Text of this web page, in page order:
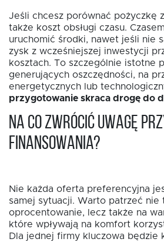
Jeśli chcesz porównać pożyczkę
także koszt obsługi czasu.
uruchomić środki, nawet jeśli nie
zysk z wcześniejszej inwestycji
kosztach. To szczególnie istotne
generujących oszczędności, na
energetycznych lub
przygotowanie skraca drogę do
Na co zwrócić uwagę
finansowania?
Nie każda oferta preferencyjna
samej sytuacji. Warto patrzeć nie
oprocentowanie, lecz także na
które wpływają na komfort
Dla jednej firmy kluczowa będzie